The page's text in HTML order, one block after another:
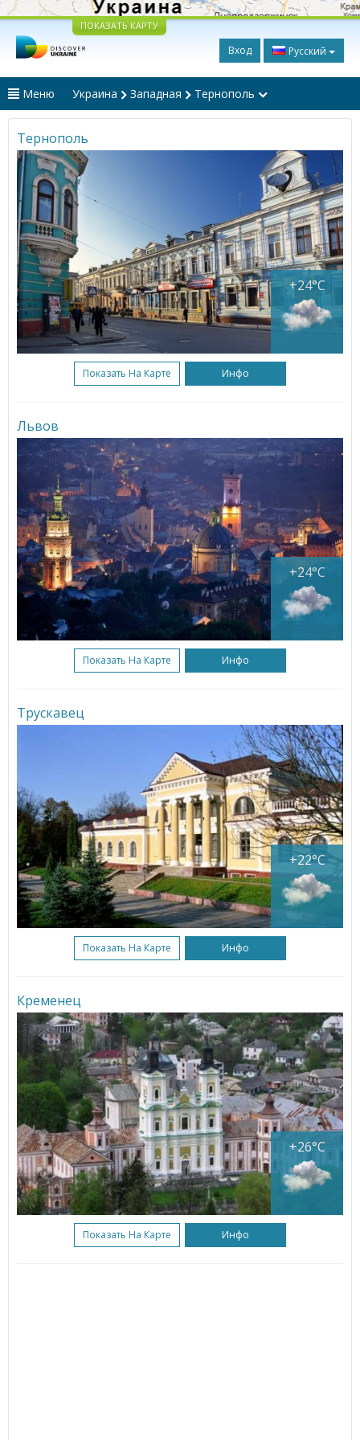
ПОКАЗАТЬ КАРТУ
Вход Русский
Меню Украина Западная Тернополь
Тернополь
+24°C
Показать На Карте Инфо
Львов
+24°C
Показать На Карте Инфо
Трускавец
+22°C
Показать На Карте Инфо
Кременец
+26°C
Показать На Карте Инфо